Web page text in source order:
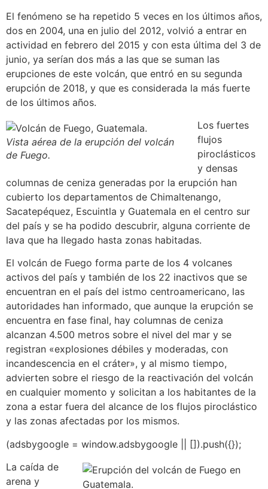
El fenómeno se ha repetido 5 veces en los últimos años,
dos en 2004, una en julio del 2012, volvió a entrar en
actividad en febrero del 2015 y con esta última del 3 de
junio, ya serían dos más a las que se suman las
erupciones de este volcán, que entró en su segunda
erupción de 2018, y que es considerada la más fuerte
de los últimos años.
Vista aérea de la erupción del volcán
de Fuego.
Los fuertes
flujos
piroclásticos
y densas
columnas de ceniza generadas por la erupción han
cubierto los departamentos de Chimaltenango,
Sacatepéquez, Escuintla y Guatemala en el centro sur
del país y se ha podido descubrir, alguna corriente de
lava que ha llegado hasta zonas habitadas.
El volcán de Fuego forma parte de los 4 volcanes
activos del país y también de los 22 inactivos que se
encuentran en el país del istmo centroamericano, las
autoridades han informado, que aunque la erupción se
encuentra en fase final, hay columnas de ceniza
alcanzan 4.500 metros sobre el nivel del mar y se
registran «explosiones débiles y moderadas, con
incandescencia en el cráter», y al mismo tiempo,
advierten sobre el riesgo de la reactivación del volcán
en cualquier momento y solicitan a los habitantes de la
zona a estar fuera del alcance de los flujos piroclástico
y las zonas afectadas por los mismos.
(adsbygoogle = window.adsbygoogle || []).push({});
La caída de
arena y